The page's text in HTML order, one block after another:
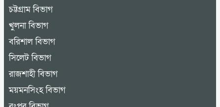
চট্টগ্রাম বিভাগ
খুলনা বিভাগ
বরিশাল বিভাগ
সিলেট বিভাগ
রাজশাহী বিভাগ
ময়মনসিংহ বিভাগ